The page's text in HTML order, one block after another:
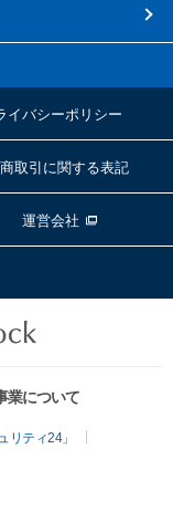
イバシーポリシー
取引に関する表記
運営会社
業について
リティ24」